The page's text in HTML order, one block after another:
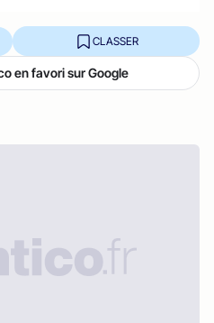
CLASSER
en favori sur Google